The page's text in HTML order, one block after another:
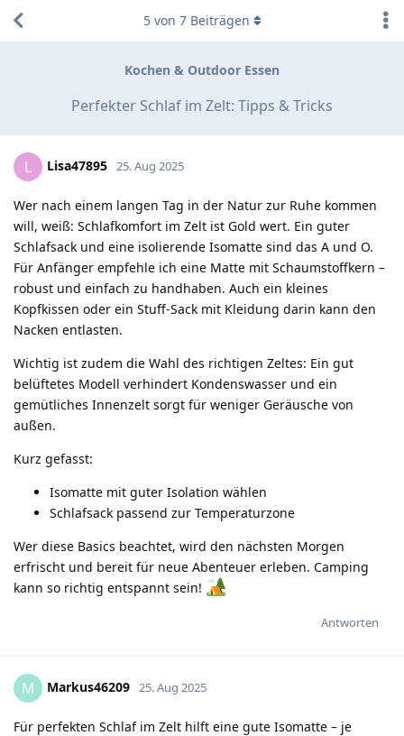
Kochen & Outdoor Essen
Perfekter Schlaf im Zelt: Tipps & Tricks
5von 7Beiträgen
L Lisa47895 25. Aug 2025
Wer nach einem langen Tag in der Natur zur Ruhe kommen
will, weiß: Schlafkomfort im Zelt ist Gold wert. Ein guter
Schlafsack und eine isolierende Isomatte sind das A und O.
Für Anfänger empfehle ich eine Matte mit Schaumstoffkern –
robust und einfach zu handhaben. Auch ein kleines
Kopfkissen oder ein Stuff-Sack mit Kleidung darin kann den
Nacken entlasten.
Wichtig ist zudem die Wahl des richtigen Zeltes: Ein gut
belüftetes Modell verhindert Kondenswasser und ein
gemütliches Innenzelt sorgt für weniger Geräusche von
außen.
Kurz gefasst:
Isomatte mit guter Isolation wählen
Schlafsack passend zur Temperaturzone
Wer diese Basics beachtet, wird den nächsten Morgen
erfrischt und bereit für neue Abenteuer erleben. Camping
kann so richtig entspannt sein!
Antworten
M Markus46209 25. Aug 2025
Für perfekten Schlaf im Zelt hilft eine gute Isomatte – je